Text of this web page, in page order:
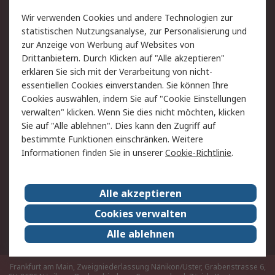
Rücksendungen
Kontakt
Hilfe
Rechtliches
AGB
Datenschutz
Cookie-Richtlinie
Zahlungsbedingungen
Copyright/Impressum
Über RS
Karriere bei RS
Nachhaltigkeit
Qualität/Umwelt/ZertifikatePresse-Center
Event-Center
Frankfurt am Main, Zweigniederlassung Nänikon/Uster, Grabenstrasse 6,
Wir verwenden Cookies und andere Technologien zur
statistischen Nutzungsanalyse, zur Personalisierung und
zur Anzeige von Werbung auf Websites von
Drittanbietern. Durch Klicken auf "Alle akzeptieren"
erklären Sie sich mit der Verarbeitung von nicht-
essentiellen Cookies einverstanden. Sie können Ihre
Cookies auswählen, indem Sie auf "Cookie Einstellungen
verwalten" klicken. Wenn Sie dies nicht möchten, klicken
Sie auf "Alle ablehnen". Dies kann den Zugriff auf
bestimmte Funktionen einschränken. Weitere
Informationen finden Sie in unsererCookie-Richtlinie.
Alle akzeptieren
Cookies verwalten
Alle ablehnen